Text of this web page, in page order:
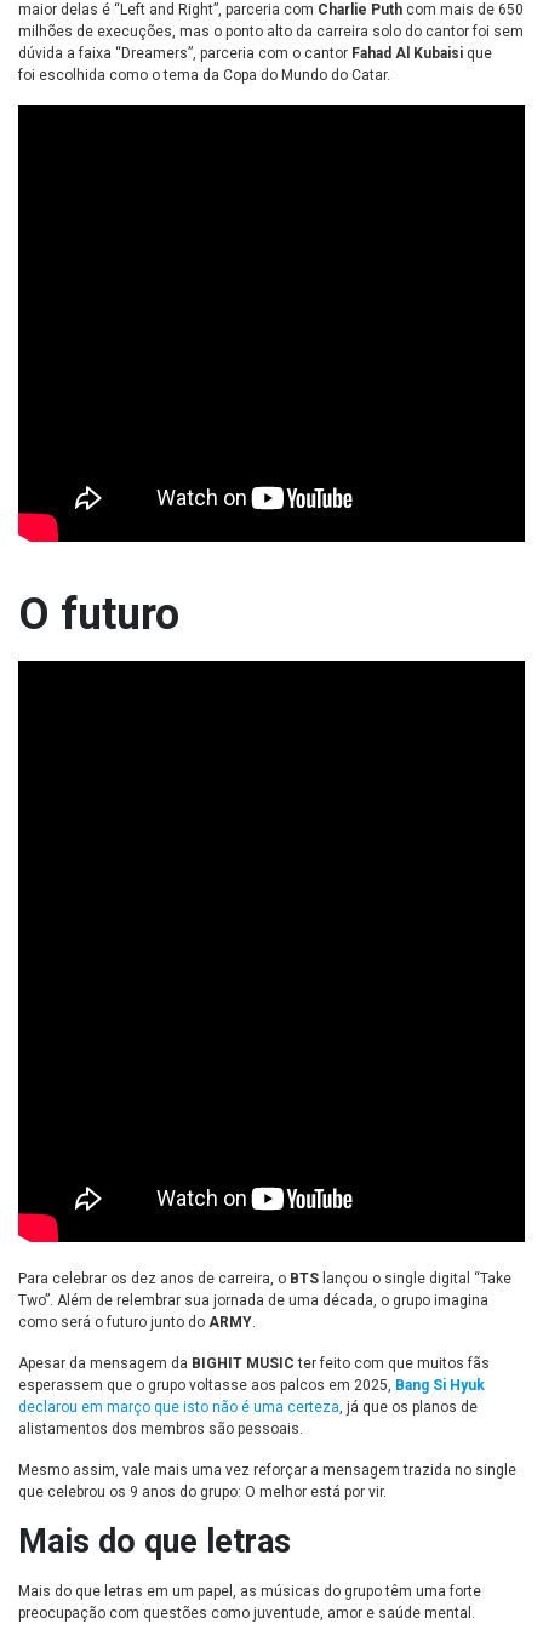
maior delas é “Left and Right”, parceria com Charlie Puth com mais de 650
milhões de execuções, mas o ponto alto da carreira solo do cantor foi sem
dúvida a faixa “Dreamers”, parceria com o cantor Fahad Al Kubaisi que
foi escolhida como o tema da Copa do Mundo do Catar.
O futuro
Para celebrar os dez anos de carreira, o BTS lançou o single digital “Take
Two”. Além de relembrar sua jornada de uma década, o grupo imagina
como será o futuro junto do ARMY.
Apesar da mensagem da BIGHIT MUSIC ter feito com que muitos fãs
esperassem que o grupo voltasse aos palcos em 2025, Bang Si Hyuk
declarou em março que isto não é uma certeza, já que os planos de
alistamentos dos membros são pessoais.
Mesmo assim, vale mais uma vez reforçar a mensagem trazida no single
que celebrou os 9 anos do grupo: O melhor está por vir.
Mais do que letras
Mais do que letras em um papel, as músicas do grupo têm uma forte
preocupação com questões como juventude, amor e saúde mental.